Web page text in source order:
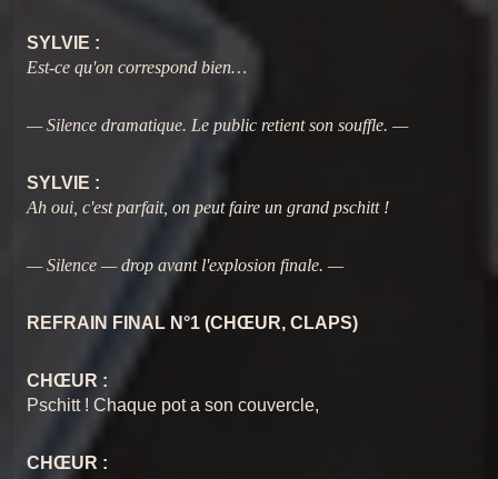
SYLVIE :
Est-ce qu'on correspond bien…
— Silence dramatique. Le public retient son souffle. —
SYLVIE :
Ah oui, c'est parfait, on peut faire un grand pschitt !
— Silence — drop avant l'explosion finale. —
REFRAIN FINAL N°1 (CHŒUR, CLAPS)
CHŒUR :
Pschitt ! Chaque pot a son couvercle,
CHŒUR :